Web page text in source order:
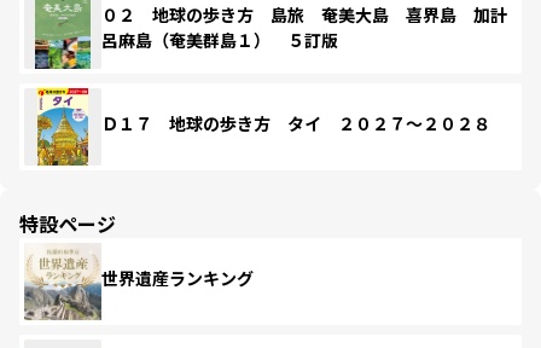
０２ 地球の歩き方 島旅 奄美大島 喜界島 加計
呂麻島（奄美群島１） ５訂版
Ｄ１７ 地球の歩き方 タイ ２０２７～２０２８
特設ページ
世界遺産ランキング